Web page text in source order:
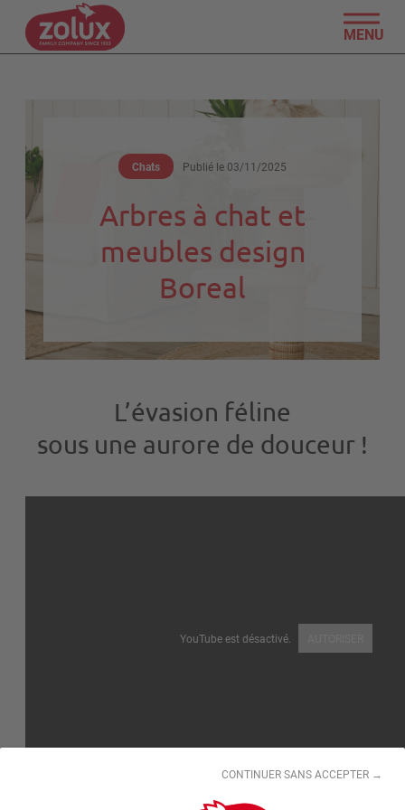
CONTINUER SANS ACCEPTER →
MENU
Chats Publié le 03/11/2025
Arbres à chat et
meubles design
Boreal
L’évasion féline
sous une aurore de douceur !
YouTube est désactivé.
Un univers pensé pour le bien-